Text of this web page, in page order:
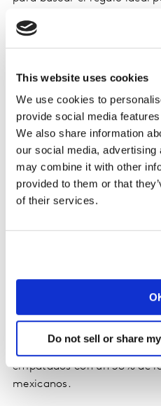
This website uses cookies
We use cookies to
provide social media
We also share information
our social media,
may combine it with other
provided to them or that
of their services.
Do not sell or share
A diferencia del 2020, este
harán principalmente sus
10 puntos vs el año anterior
se harán las compras, en
departamentales (44%) y
ropa, deportes y
este 2021.
se ubican Suburbia con el
29% respectivamente.
Mientras que para hacer
empatados con un 38% de
mexicanos.